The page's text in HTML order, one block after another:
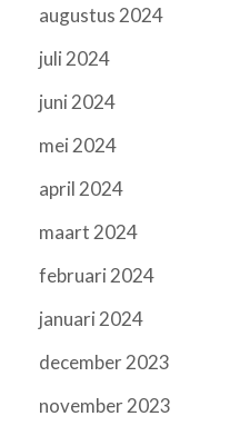
augustus 2024
juli 2024
juni 2024
mei 2024
april 2024
maart 2024
februari 2024
januari 2024
december 2023
november 2023